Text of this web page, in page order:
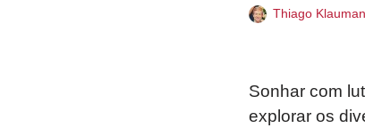
Thiago
Sonhar com
explorar os